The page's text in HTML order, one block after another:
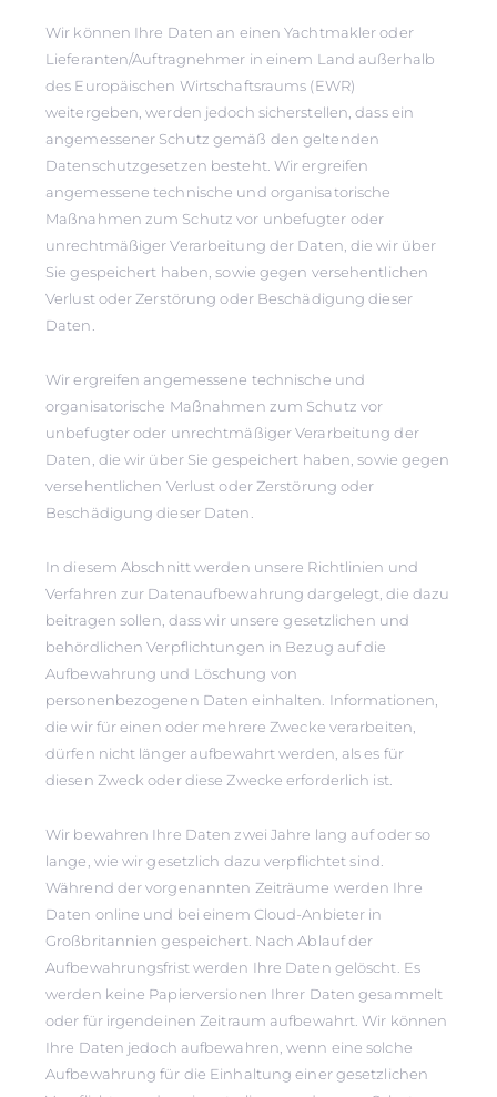
Wir können Ihre Daten an einen Yachtmakler oder
Lieferanten/Auftragnehmer in einem Land außerhalb
des Europäischen Wirtschaftsraums (EWR)
weitergeben, werden jedoch sicherstellen, dass ein
angemessener Schutz gemäß den geltenden
Datenschutzgesetzen besteht. Wir ergreifen
angemessene technische und organisatorische
Maßnahmen zum Schutz vor unbefugter oder
unrechtmäßiger Verarbeitung der Daten, die wir über
Sie gespeichert haben, sowie gegen versehentlichen
Verlust oder Zerstörung oder Beschädigung dieser
Daten.
Wir ergreifen angemessene technische und
organisatorische Maßnahmen zum Schutz vor
unbefugter oder unrechtmäßiger Verarbeitung der
Daten, die wir über Sie gespeichert haben, sowie gegen
versehentlichen Verlust oder Zerstörung oder
Beschädigung dieser Daten.
In diesem Abschnitt werden unsere Richtlinien und
Verfahren zur Datenaufbewahrung dargelegt, die dazu
beitragen sollen, dass wir unsere gesetzlichen und
behördlichen Verpflichtungen in Bezug auf die
Aufbewahrung und Löschung von
personenbezogenen Daten einhalten. Informationen,
die wir für einen oder mehrere Zwecke verarbeiten,
dürfen nicht länger aufbewahrt werden, als es für
diesen Zweck oder diese Zwecke erforderlich ist.
Wir bewahren Ihre Daten zwei Jahre lang auf oder so
lange, wie wir gesetzlich dazu verpflichtet sind.
Während der vorgenannten Zeiträume werden Ihre
Daten online und bei einem Cloud-Anbieter in
Großbritannien gespeichert. Nach Ablauf der
Aufbewahrungsfrist werden Ihre Daten gelöscht. Es
werden keine Papierversionen Ihrer Daten gesammelt
oder für irgendeinen Zeitraum aufbewahrt. Wir können
Ihre Daten jedoch aufbewahren, wenn eine solche
Aufbewahrung für die Einhaltung einer gesetzlichen